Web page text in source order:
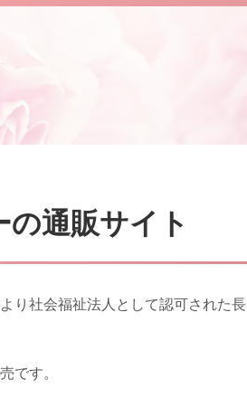
通販サイト
り社会福祉法人として認可された長
です。